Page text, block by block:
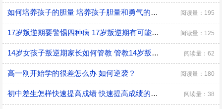
如何培养孩子的胆量 培养孩子胆量和勇气的方法 阅读量：195
17岁叛逆期要警惕四种病 17岁叛逆期有可能会得什么病 阅读量：125
14岁女孩子叛逆期家长如何管教 管教14岁叛逆期女孩子的方法 阅读量：62
高一刚开始学的很差怎么办 如何逆袭？ 阅读量：180
初中差生怎样快速提高成绩 快速提高成绩的方法介绍 阅读量：38